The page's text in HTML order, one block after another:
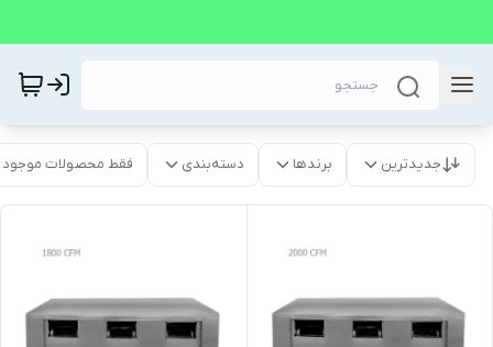
جدیدترین برندها دسته‌بندی فقط محصولات موجود